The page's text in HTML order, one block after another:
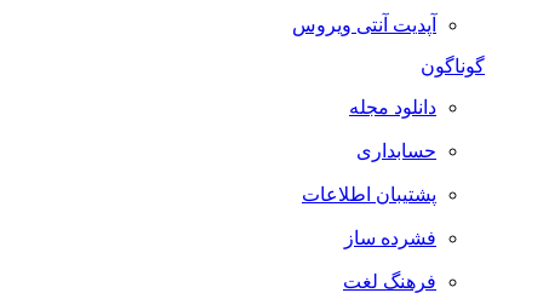
آپدیت آنتی ویروس
گوناگون
دانلود مجله
حسابداری
پشتیبان اطلاعات
فشرده ساز
فرهنگ لغت